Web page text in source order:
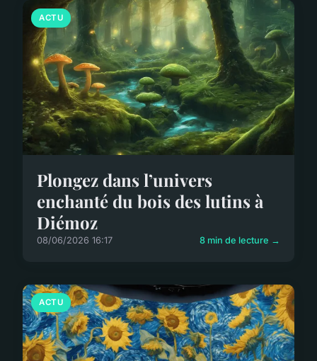
ACTU
Plongez dans l’univers
enchanté du bois des lutins à
Diémoz
08/06/2026 16:17 8 min de lecture →
ACTU